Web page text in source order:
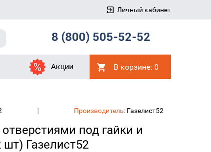
Личный кабинет
8 (800) 505-52-52
Акции В корзине: 0
| Производитель: Газелист52
под гайки и
Газелист52